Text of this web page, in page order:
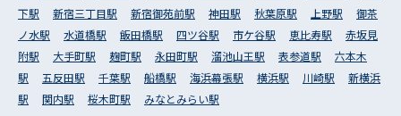
下駅
新宿三丁目駅 新宿御苑前駅 神田駅 秋葉原駅 上野駅
御茶
ノ水駅
水道橋駅 飯田橋駅 四ツ谷駅 市ケ谷駅 恵比寿駅
赤坂見
附駅
大手町駅 麹町駅 永田町駅 溜池山王駅 表参道駅
六本木
駅
五反田駅 千葉駅 船橋駅 海浜幕張駅 横浜駅 川崎駅
新横浜
駅
関内駅 桜木町駅 みなとみらい駅